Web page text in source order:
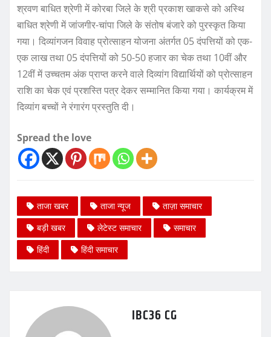
श्रवण बाधित श्रेणी में कोरबा जिले के श्री प्रकाश खाकसे को अस्थि
बाधित श्रेणी में जांजगीर-चांपा जिले के संतोष बंजारे को पुरस्कृत किया
गया। दिव्यांगजन विवाह प्रोत्साहन योजना अंतर्गत 05 दंपत्तियों को एक-
एक लाख तथा 05 दंपत्तियों को 50-50 हजार का चेक तथा 10वीं और
12वीं में उच्चतम अंक प्राप्त करने वाले दिव्यांग विद्यार्थियों को प्रोत्साहन
राशि का चेक एवं प्रशस्ति पत्र देकर सम्मानित किया गया। कार्यक्रम में
दिव्यांग बच्चों ने रंगारंग प्रस्तुति दी।
Spread the love
ताजा खबर ताजा न्यूज
ताज़ा समाचार
बड़ी खबर
लेटेस्ट समाचार
समाचार
हिंदी
हिंदी समाचार
IBC36 CG